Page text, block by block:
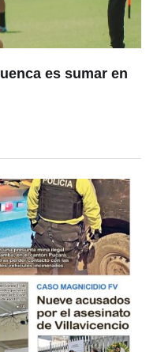
es sumar en